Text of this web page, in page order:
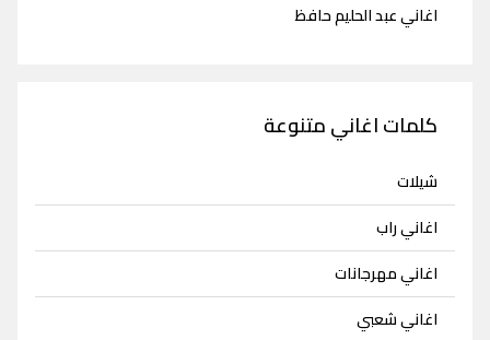
اغاني عبد الحليم حافظ
كلمات اغاني متنوعة
شيلات
اغاني راب
اغاني مهرجانات
اغاني شعبي